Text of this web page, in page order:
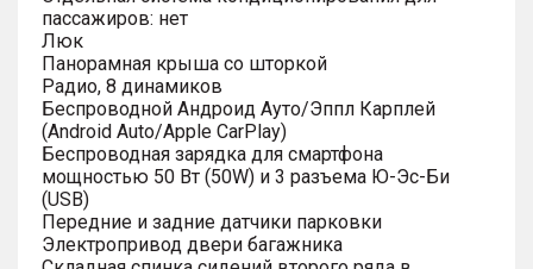
пассажиров: нет
Люк
Панорамная крыша со шторкой
Радио, 8 динамиков
Беспроводной Андроид Ауто/Эппл Карплей
(Android Auto/Apple CarPlay)
Беспроводная зарядка для смартфона
мощностью 50 Вт (50W) и 3 разъема Ю-Эс-Би
(USB)
Передние и задние датчики парковки
Электропривод двери багажника